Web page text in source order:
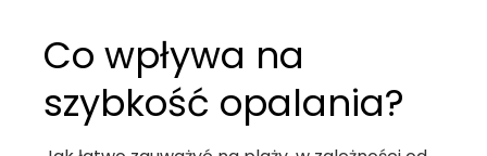
Co wpływa na
szybkość opalania?